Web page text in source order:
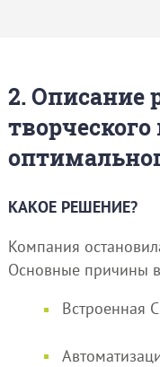
2. Описание
КАКОЕ РЕШЕНИЕ?
Компания
Основные причины
Встроенная